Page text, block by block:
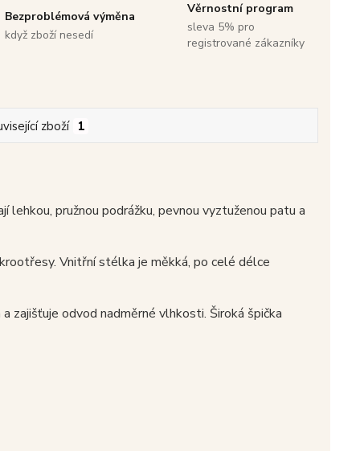
Bezproblémová výměna
když zboží nesedí
Věrnostní program
sleva 5% pro
registrované zákazníky
zboží 1
pružnou podrážku, pevnou vyztuženou patu a
Vnitřní stélka je měkká, po celé délce
zajišťuje odvod nadměrné vlhkosti. Široká špička